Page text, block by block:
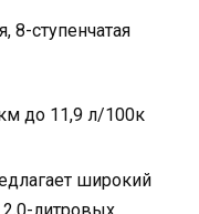
8-ступенчатая
до 11,9 л/100к
широкий